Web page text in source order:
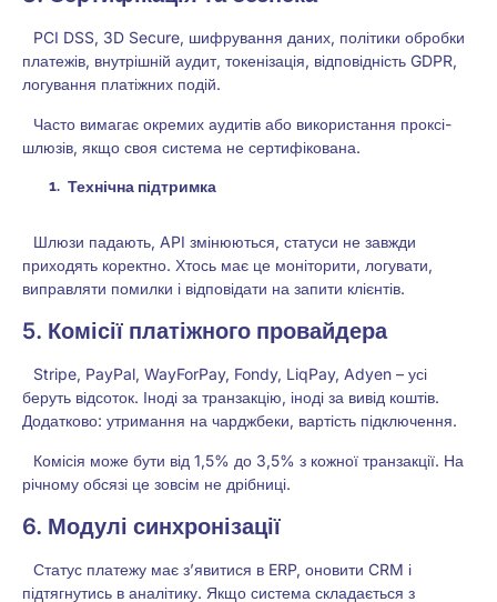
PCI DSS, 3D Secure, шифрування даних, політики обробки
платежів, внутрішній аудит, токенізація, відповідність GDPR,
логування платіжних подій.
Часто вимагає окремих аудитів або використання проксі-
шлюзів, якщо своя система не сертифікована.
Технічна підтримка
Шлюзи падають, API змінюються, статуси не завжди
приходять коректно. Хтось має це моніторити, логувати,
виправляти помилки і відповідати на запити клієнтів.
5. Комісії платіжного провайдера
Stripe, PayPal, WayForPay, Fondy, LiqPay, Adyen – усі
беруть відсоток. Іноді за транзакцію, іноді за вивід коштів.
Додатково: утримання на чарджбеки, вартість підключення.
Комісія може бути від 1,5% до 3,5% з кожної транзакції. На
річному обсязі це зовсім не дрібниці.
6. Модулі синхронізації
Статус платежу має з’явитися в ERP, оновити CRM і
підтягнутись в аналітику. Якщо система складається з